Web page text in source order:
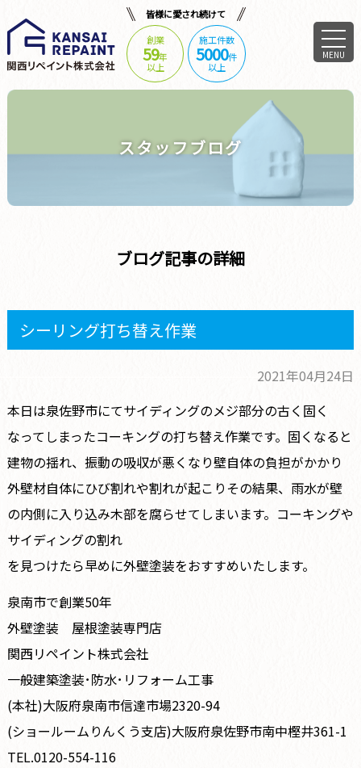
皆様に愛され続けて
創業
59年
以上
施工件数
5000件
以上
MENU
スタッフブログ
ブログ記事の詳細
シーリング打ち替え作業
2021年04月24日
本日は泉佐野市にてサイディングのメジ部分の古く固く
なってしまったコーキングの打ち替え作業です。固くなると
建物の揺れ、振動の吸収が悪くなり壁自体の負担がかかり
外壁材自体にひび割れや割れが起こりその結果、雨水が壁
の内側に入り込み木部を腐らせてしまいます。コーキングや
サイディングの割れ
を見つけたら早めに外壁塗装をおすすめいたします。
泉南市で創業50年
外壁塗装 屋根塗装専門店
関西リペイント株式会社
一般建築塗装･防水･リフォーム工事
(本社)大阪府泉南市信達市場2320-94
(ショールームりんくう支店)大阪府泉佐野市南中樫井361-1
TEL.0120-554-116